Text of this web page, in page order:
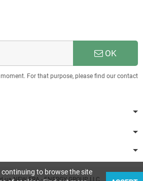
OK
For that purpose, please find our contact
NEW ERA - ENERGY GROUP LLC
continuing to browse the site